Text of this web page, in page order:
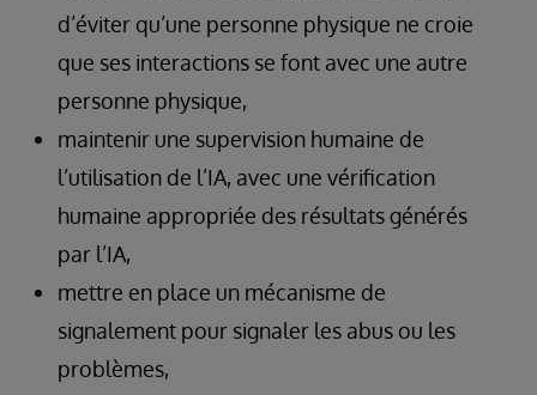
d’éviter qu’une personne physique ne croie
que ses interactions se font avec une autre
personne physique,
maintenir une supervision humaine de
l’utilisation de l’IA, avec une vérification
humaine appropriée des résultats générés
par l’IA,
mettre en place un mécanisme de
signalement pour signaler les abus ou les
problèmes,